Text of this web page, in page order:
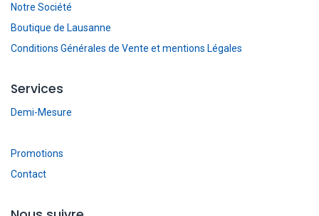
Notre Société
Boutique de Lausanne
Conditions Générales de Vente et mentions Légales
Services
Demi-Mesure
Promotions
Contact